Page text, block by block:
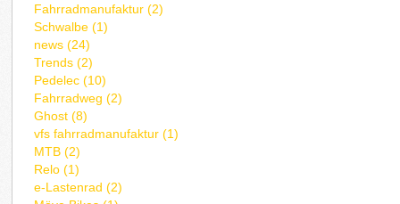
Fahrradmanufaktur (2)
Schwalbe (1)
news (24)
Trends (2)
Pedelec (10)
Fahrradweg (2)
Ghost (8)
vfs fahrradmanufaktur (1)
MTB (2)
Relo (1)
e-Lastenrad (2)